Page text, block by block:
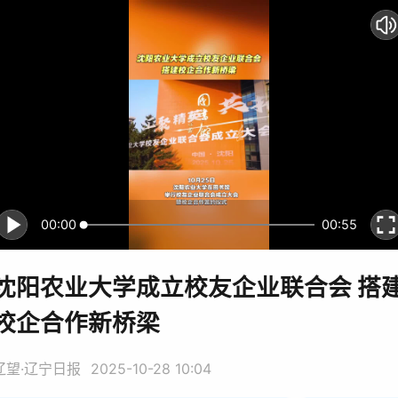
00:00 00:55
阳农业大学成立校友企业联合会 搭
企合作新桥梁
望·辽宁日报 2025-10-28 10:04